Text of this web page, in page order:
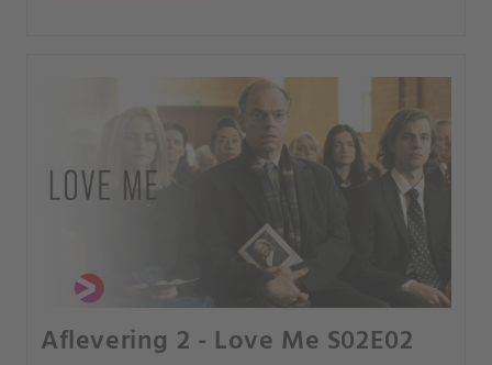
Aflevering 2 - Love Me S02E02